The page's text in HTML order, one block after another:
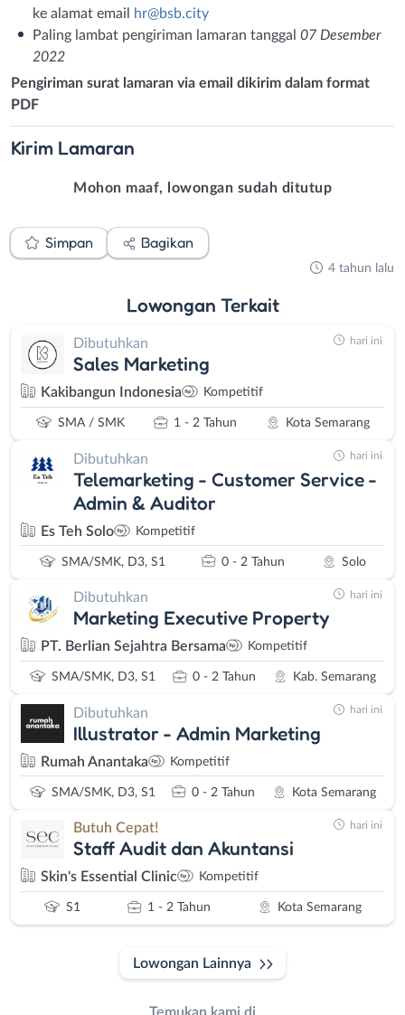
ke alamat email hr@bsb.city
Paling lambat pengiriman lamaran tanggal 07 Desember
2022
Pengiriman surat lamaran via email dikirim dalam format
PDF
Kirim Lamaran
Mohon maaf, lowongan sudah ditutup
Simpan Bagikan
4 tahun lalu
Lowongan Terkait
Dibutuhkan
Sales Marketing
Kakibangun Indonesia Kompetitif
SMA / SMK 1 - 2 Tahun Kota Semarang
hari ini
Dibutuhkan
Telemarketing - Customer Service -
Admin & Auditor
Es Teh Solo Kompetitif
SMA/SMK, D3, S1 0 - 2 Tahun Solo
hari ini
Dibutuhkan
Marketing Executive Property
PT. Berlian Sejahtra Bersama Kompetitif
SMA/SMK, D3, S1 0 - 2 Tahun Kab. Semarang
hari ini
Dibutuhkan
Illustrator - Admin Marketing
Rumah Anantaka Kompetitif
SMA/SMK, D3, S1 0 - 2 Tahun Kota Semarang
hari ini
Butuh Cepat!
Staff Audit dan Akuntansi
Skin's Essential Clinic Kompetitif
S1 1 - 2 Tahun Kota Semarang
hari ini
Lowongan Lainnya